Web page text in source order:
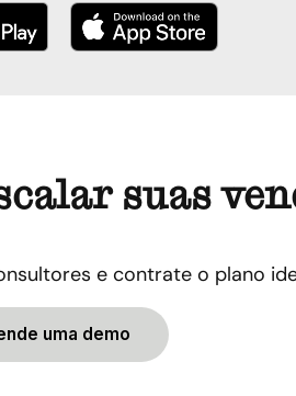
suas
e contrate o plano
uma demo